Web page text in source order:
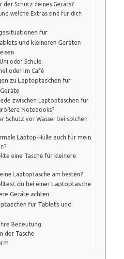
der Schutz deines Geräts?
welche Extras sind für dich
für
und kleineren Geräten
oder Schule
oder im Café
zu Laptoptaschen für
zwischen Laptoptaschen für
Notebooks?
Schutz vor Wasser bei solchen
Laptop-Hülle auch für mein
eine Tasche für kleinere
Laptoptasche am besten?
du bei einer Laptoptasche
Geräte achten
für Tablets und
Bedeutung
der Tasche